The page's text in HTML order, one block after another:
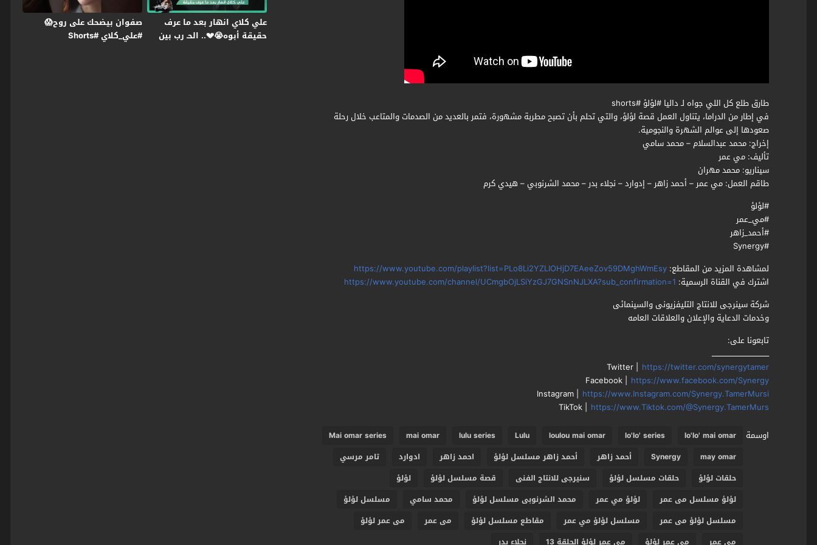
طارق طلع كل اللي جواه لـ داليا #لؤلؤ #shorts
في إطار من الدراما، يتناول العمل قصة لؤلؤ، والتي تحلم بأن تصبح مطربة مشهورة، فتمر بالعديد من الصدمات والمتاعب خلال رحلة
صعودها إلى عوالم الشهرة والنجومية.
ﺇﺧﺮاﺝ: محمد عبدالسلام – محمد سامي
ﺗﺄﻟﻴﻒ: مي عمر
سيناريو: محمد مهران
طاقم العمل: مي عمر – أحمد زاهر – إدوارد – نجلاء بدر – محمد الشرنوبي – هيدي كرم
#لؤلؤ
#مي_عمر
#أحمد_زاهر
#Synergy
لمشاهدة المزيد من المقاطع:https://www.youtube.com/playlist?list=PLo8Li2YZLIOHjD7EAeeZov59DMghWmEsy
اشترك في القناة الرسمية: https://www.youtube.com/channel/UCmgbOjLSiYzGJ7GNSnNJLXA?sub_confirmation=1
شركة سينرجى للانتاج التليفزيونى والسينمائى
وخدمات الدعاية والإعلان والعلاقات العامه
تابعونا على:
ـــــــــــــــــــــــــــــــــــــــــــــــ
Twitter | https://twitter.com/synergytamer
Facebook | https://www.facebook.com/Synergy
Instagram | https://www.Instagram.com/Synergy.TamerMursi
TikTok | https://www.Tiktok.com/@Synergy.TamerMurs
اوسمة
lo'lo' mai omar
lo'lo' series
loulou mai omar
Lulu
lulu series
mai omar
Mai omar series
may omar
Synergy أحمد زاهر أحمد زاهر مسلسل لؤلؤ احمد زاهر ادوارد
تامر مرسي
حلقات لؤلؤ
حلقات مسلسل لؤلؤ سنيرجى للانتاج الفنى قصة مسلسل لؤلؤ
لؤلؤ
لؤلؤ مسلسل مى عمر
لؤلؤ مي عمر محمد الشرنوبى مسلسل لؤلؤ محمد سامي
مسلسل لؤلؤ
مسلسل لؤلؤ مى عمر
مسلسل لؤلؤ مي عمر مقاطع مسلسل لؤلؤ مى عمر
مى عمر لؤلؤ
مي عمر
مي عمر لؤلؤ مي عمر لؤلؤ الحلقة 13 نجلاء بدر
علي كلاي انهار بعد ما عرف
حقيقة أبوه😭💔.. الحـ رب بين
صفوان بيضحك على روح😱
#علي_كلاي #Shorts